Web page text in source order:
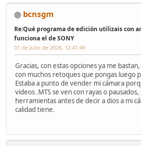
bcnsgm
Re:Qué programa de edición utilizais con
funciona el de SONY
01 de Julio de 2026, 12:41:49
Gracias, con estas opciones ya me
con muchos retoques que pongas luego
Estaba a punto de vender mi cámara
videos .MTS se ven con rayas o
herramientas antes de decir a dios a mi
calidad tiene.